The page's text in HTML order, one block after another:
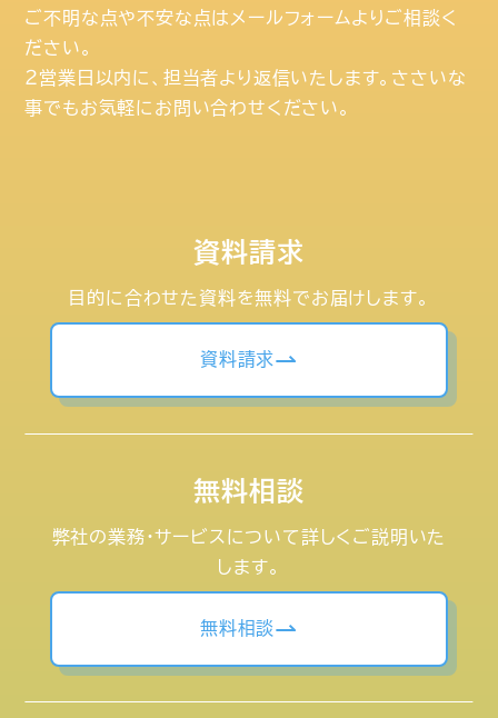
ご不明な点や不安な点はメールフォームよりご相談く
ださい。
２営業日以内に、担当者より返信いたします。ささいな
事でもお気軽にお問い合わせください。
資料請求
目的に合わせた資料を無料でお届けします。
資料請求
無料相談
弊社の業務・サービスについて詳しくご説明いた
します。
無料相談